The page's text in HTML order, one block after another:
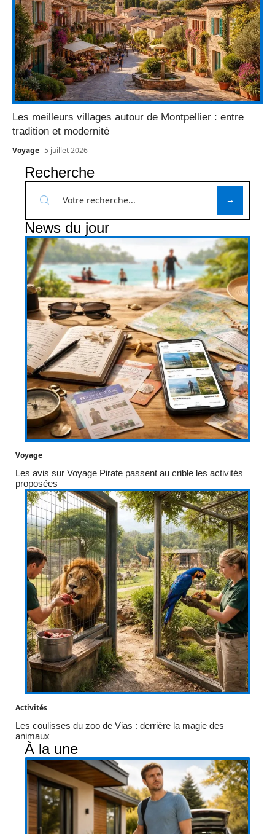
Les meilleurs villages autour de Montpellier : entre
tradition et modernité
Voyage 5 juillet 2026
Recherche
News du jour
Voyage
Les avis sur Voyage Pirate passent au crible les activités
proposées
Activités
Les coulisses du zoo de Vias : derrière la magie des
animaux
À la une